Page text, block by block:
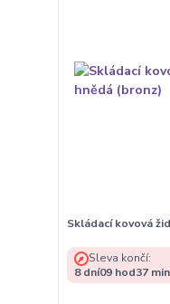
Skládací kovová
Sleva končí:
8 dní09 hod37 min